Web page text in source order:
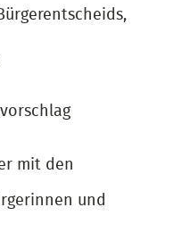
mit den
und